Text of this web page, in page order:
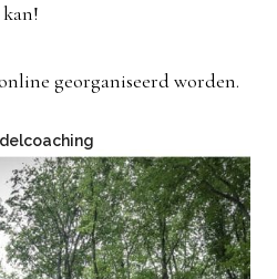
georganiseerd worden.